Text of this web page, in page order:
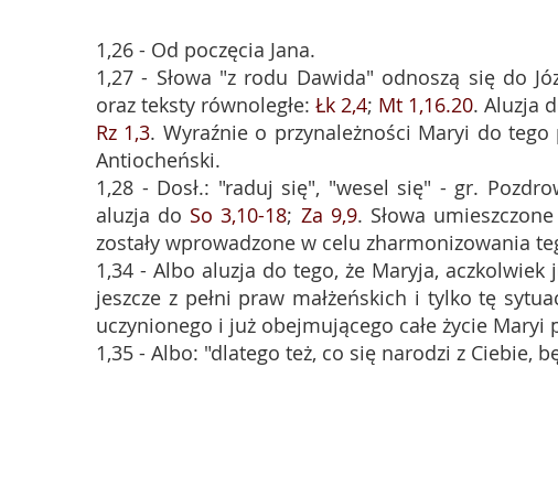
1,26 - Od poczęcia Jana.
1,27 - Słowa "z rodu Dawida" odnoszą się do
oraz teksty równoległe:Łk 2,4; Mt 1,16.20. Aluzja
Rz 1,3. Wyraźnie o przynależności Maryi do
Antiocheński.
1,28 - Dosł.: "raduj się", "wesel się" - gr.
aluzja do So 3,10-18; Za 9,9. Słowa
zostały wprowadzone w celu zharmonizowania
1,34 - Albo aluzja do tego, że Maryja,
jeszcze z pełni praw małżeńskich i tylko tę
uczynionego i już obejmującego całe życie
1,35 - Albo: "dlatego też, co się narodzi z Ciebie,